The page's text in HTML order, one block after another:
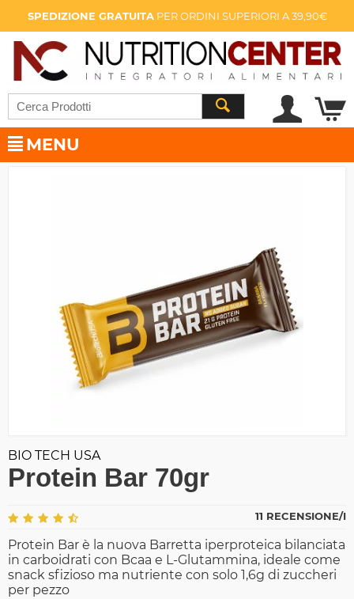
SPEDIZIONE GRATUITAPER ORDINI SUPERIORI A 39,90€
MENU
BIO TECH USA
Protein Bar 70gr
11 RECENSIONE/I
Protein Bar è la nuova Barretta iperproteica bilanciata
in carboidrati con Bcaa e L-Glutammina, ideale come
snack sfizioso ma nutriente con solo 1,6g di zuccheri
per pezzo